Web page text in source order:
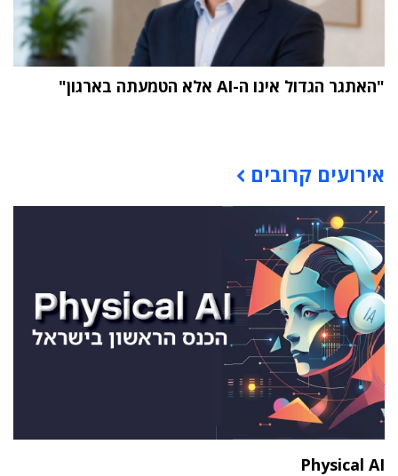
"האתגר הגדול אינו ה-AI אלא הטמעתה בארגון"
אירועים קרובים
Physical AI